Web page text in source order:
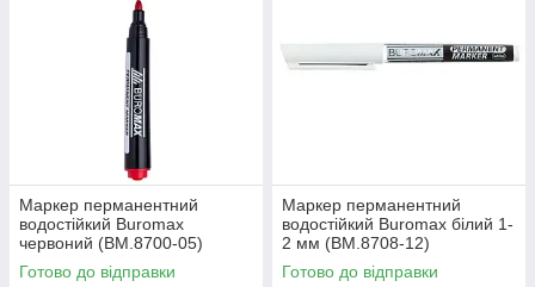
Маркер перманентний
водостійкий Buromax
червоний (BM.8700-05)
Готово до відправки
Маркер перманентний
водостійкий Buromax білий 1-
2 мм (BM.8708-12)
Готово до відправки